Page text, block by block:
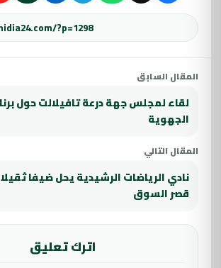
المقال السابق
لقاء لمجلس جهة درعة تافيلالت حول
الجهوية
المقال التالي
نادي الرياضات الرشيدية يحل ضيفا
قصر السوق
اترك تعليق